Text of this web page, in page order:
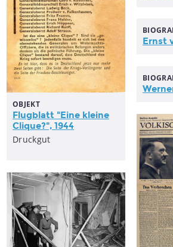
OBJEKT
Flugblatt "Eine kleine
Clique?", 1944
Druckgut
Ernst